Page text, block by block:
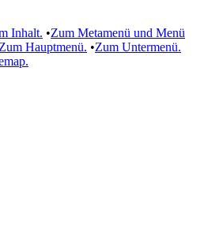
Inhalt. •Zum Metamenü und Menü
Zum Hauptmenü. •Zum Untermenü.